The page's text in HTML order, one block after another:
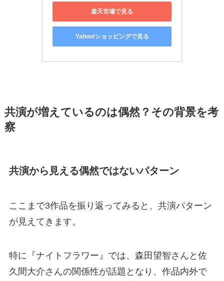
楽天市場で見る
Yahoo!ショッピングで見る
共演が増えているのは偶然？その背景を考
察
共演から見える偶然ではないパターン
ここまで3作品を振り返ってみると、共演パターン
が見えてきます。
特に『ナイトフラワー』では、森田望智さんと佐
久間大介さんの関係性が話題となり、作品内外で